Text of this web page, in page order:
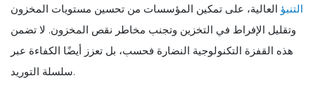
التنبؤ العالية، على تمكين المؤسسات من تحسين مستويات المخزون
وتقليل الإفراط في التخزين وتجنب مخاطر نقص المخزون. لا تضمن
هذه القفزة التكنولوجية النضارة فحسب، بل تعزز أيضًا الكفاءة عبر
سلسلة التوريد.